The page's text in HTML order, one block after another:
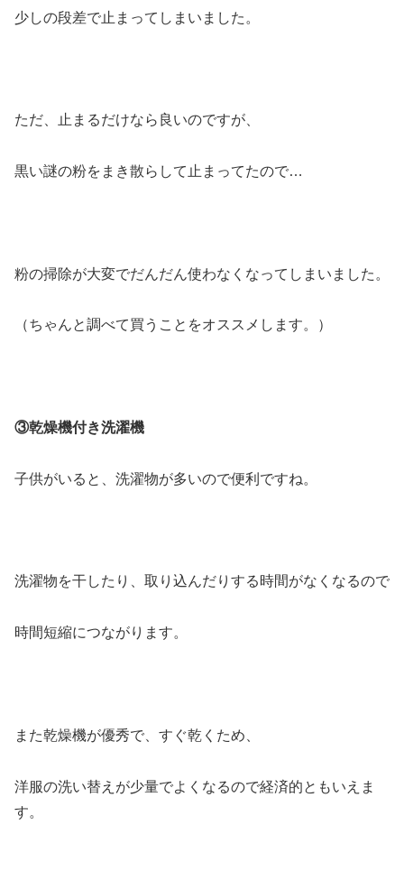
少しの段差で止まってしまいました。
ただ、止まるだけなら良いのですが、
黒い謎の粉をまき散らして止まってたので…
粉の掃除が大変でだんだん使わなくなってしまいました。
（ちゃんと調べて買うことをオススメします。）
③乾燥機付き洗濯機
子供がいると、洗濯物が多いので便利ですね。
洗濯物を干したり、取り込んだりする時間がなくなるので
時間短縮につながります。
また乾燥機が優秀で、すぐ乾くため、
洋服の洗い替えが少量でよくなるので経済的ともいえま
す。